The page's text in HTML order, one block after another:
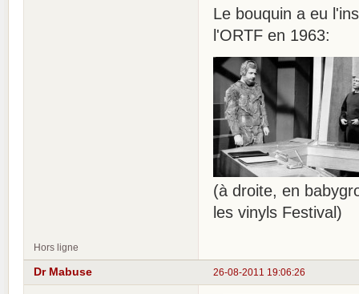
Le bouquin a eu
l'ORTF en 1963:
(à droite, en
les vinyls Festival)
Hors ligne
26-08-2011 19:06:26
Dr Mabuse